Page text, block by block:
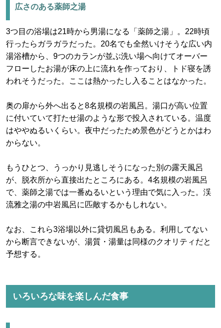
広さのある薬師之湯
3つ目の浴場は21時から男湯になる「薬師之湯」。22時頃
行ったらガラガラだった。20名でも全然いけそうな広い内
湯浴槽から、9つのカランが並ぶ洗い場へ向けてオーバー
フローしたお湯が床の上に流れを作っており、トド寝を誘
われそうだった。ここは熱かったし入ることはなかった。
奥の扉から外へ出ると8名規模の岩風呂。湯口が高い位置
に付いていて打たせ湯のような形で投入されている。温度
はややぬるいくらい。夜中だったため景色がどうとかはわ
からない。
もうひとつ、うっかり見逃しそうになった別の露天風呂
が、脱衣所から直接出たところにある。4名規模の岩風呂
で、薬師之湯では一番ぬるいという理由で気に入った。渓
流雅之湯の中岩風呂に匹敵するかもしれない。
なお、これら3浴場以外に貸切風呂もある。利用してない
から断言できないが、湯質・湯量は同様のクオリティだと
予想する。
いろいろな味を楽しんだ食事